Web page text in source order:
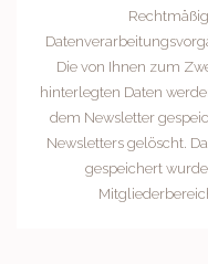
Die von Ihnen zum
hinterlegten Daten
dem Newsletter
Newsletters gelöscht.
gespeichert